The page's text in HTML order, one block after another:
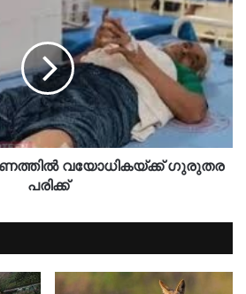
വയോധികയ്ക്ക് ഗുരുതര
പരിക്ക്